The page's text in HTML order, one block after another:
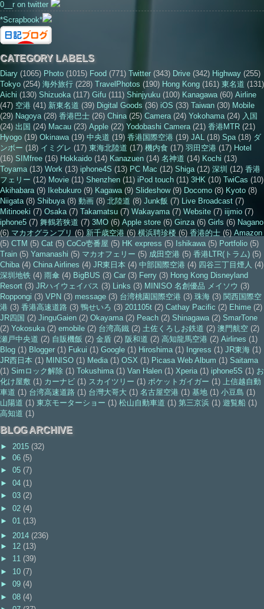
0__r on twitter
*Scrapbook*
CATEGORY LABELS
Diary (1065) Photo (1015) Food (771) Twitter (343) Drive (342) Highway (255)
Tokyo (254) 海外旅行 (228) TravelPhotos (190) Hong Kong (161) 東名道 (131)
Aichi (130) Shizuoka (117) Gifu (111) Shinjyuku (100) Kanagawa (60) Airline
(47) 空港 (41) 新東名道 (39) Digital Goods (36) iOS (33) Taiwan (30) Mobile
(29) Nagoya (28) 香港巴士 (26) China (25) Camera (24) Yokohama (24) 入国
(24) 出国 (24) Macau (23) Apple (22) Yodobashi Camera (21) 香港MTR (21)
Hyogo (19) Okinawa (19) 中央道 (19) 香港国際空港 (19) JAL (18) Spa (18) ダ
ンボー (18) イミグレ (17) 東海北陸道 (17) 機内食 (17) 羽田空港 (17) Hotel
(16) SIMfree (16) Hokkaido (14) Kanazuen (14) 名神道 (14) Kochi (13)
Toyama (13) Work (13) iphone4S (13) PC Mac (12) Shiga (12) 深圳 (12) 香港
フェリー (12) Movie (11) Shenzhen (11) iPod touch (11) 3HK (10) TwiCas (10)
Akihabara (9) Ikebukuro (9) Kagawa (9) Slideshow (9) Docomo (8) Kyoto (8)
Niigata (8) Shibuya (8) 動画 (8) 北陸道 (8) Junk飯 (7) Live Broadcast (7)
Mitinoeki (7) Osaka (7) Takamatsu (7) Wakayama (7) Website (7) iijmio (7)
iphone5 (7) 舞鶴若狭道 (7) 3MO (6) Apple store (6) Ginza (6) Girls (6) Nagano
(6) マカオグランプリ (6) 新千歳空港 (6) 横浜聘珍楼 (6) 香港的士 (6) Amazon
(5) CTM (5) Cat (5) CoCo壱番屋 (5) HK express (5) Ishikawa (5) Portfolio (5)
Train (5) Yamanashi (5) マカオフェリー (5) 成田空港 (5) 香港LTR(トラム) (5)
Chiba (4) China Airlines (4) JR東日本 (4) 中部国際空港 (4) 四谷三丁目煙人 (4)
深圳地铁 (4) 雨傘 (4) BigBUS (3) Car (3) Ferry (3) Hong Kong Disneyland
Resort (3) JRハイウェイバス (3) Links (3) MINISO 名創優品 メイソウ (3)
Roppongi (3) VPN (3) message (3) 台湾桃園国際空港 (3) 珠海 (3) 関西国際空
港 (3) 香港高速道路 (3) 鴨せいろ (3) 201105t (2) Cathay Pacific (2) Ehime (2)
JR四国 (2) JinguGaien (2) Okayama (2) Peach (2) Shinagawa (2) SmarTone
(2) Yokosuka (2) emobile (2) 台湾高鐵 (2) 土佐くろしお鉄道 (2) 澳門航空 (2)
瀬戸中央道 (2) 自販機飯 (2) 金盾 (2) 阪和道 (2) 高知龍馬空港 (2) Airlines (1)
Blog (1) Blogger (1) Fukui (1) Google (1) Hiroshima (1) Ingress (1) JR東海 (1)
JR西日本 (1) MINISO (1) Media (1) OSX (1) Picasa Web Album (1) Saitama
(1) Simロック解除 (1) Tokushima (1) Van Halen (1) Xperia (1) iphone5S (1) お
化け屋敷 (1) カーナビ (1) スカイツリー (1) ポケットガイガー (1) 上信越自動
車道 (1) 台湾高速道路 (1) 台灣大哥大 (1) 名古屋空港 (1) 基地 (1) 小豆島 (1)
山陽道 (1) 東京モーターショー (1) 松山自動車道 (1) 第三京浜 (1) 遊覧船 (1)
高知道 (1)
BLOG ARCHIVE
► 2015 (32)
► 06 (5)
► 05 (7)
► 04 (1)
► 03 (2)
► 02 (4)
► 01 (13)
► 2014 (236)
► 12 (13)
► 11 (39)
► 10 (7)
► 09 (4)
► 08 (4)